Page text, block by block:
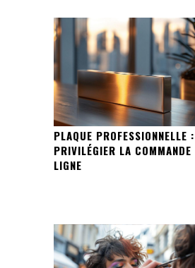
PLAQUE PROFESSIONNELLE :
PRIVILÉGIER LA COMMANDE
LIGNE